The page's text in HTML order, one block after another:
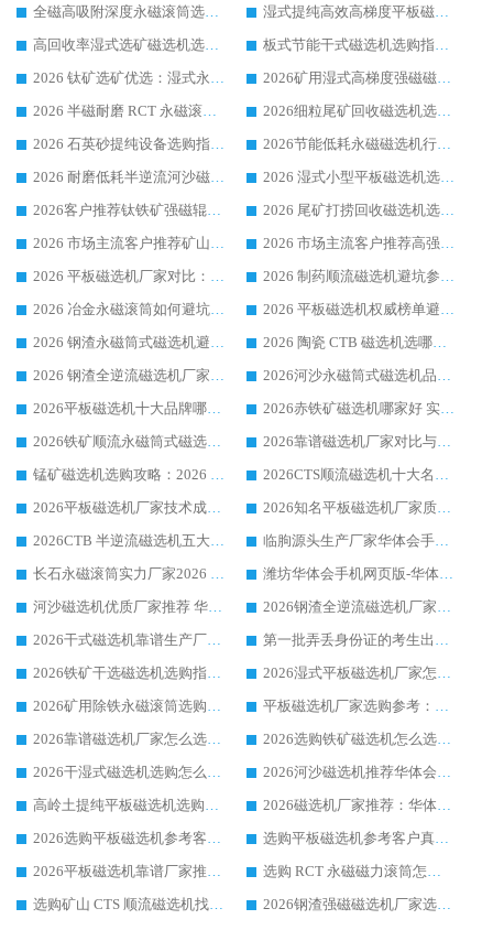
全磁高吸附深度永磁滚筒选购指南 业内口碑稳定磁电设备生产厂家详细推荐
湿式提纯高效高梯度平板磁选机靠谱设备源头厂商华体会手机网页版-华体会(中国) 综合测评
高回收率湿式选矿磁选机选购指南 业内口碑磁电设备生产厂家实力解析
板式节能干式磁选机选购指南，源头生产厂家华体会手机网页版-华体会(中国) 综合实力可观
2026 钛矿选矿优选：湿式永磁筒式磁选机源头厂家华体会手机网页版-华体会(中国) 综合解析
2026矿用湿式高梯度强磁磁选机选购指南，临朐靠谱磁电生产厂家华体会手机网页版-华体会(中国) 详解
2026 半磁耐磨 RCT 永磁滚筒选购指南，临朐源头生产厂家华体会手机网页版-华体会(中国) 实测分享
2026细粒尾矿回收磁选机选购指南 产业集群优质生产厂家华体会手机网页版-华体会(中国) 解析
2026 石英砂提纯设备选购指南：华体会手机网页版-华体会(中国) 提纯磁选机厂家综合解读
2026节能低耗永磁磁选机行业优选标杆 临朐华体会手机网页版-华体会(中国) 专业生产厂家
2026 耐磨低耗半逆流河沙磁选机选购指南 临朐产业集群源头厂华体会手机网页版-华体会(中国) 详细解析
2026 湿式小型平板磁选机选矿适配设备 临朐华体会手机网页版-华体会(中国) 实体生产厂家直供
2026客户推荐钛铁矿强磁辊式磁选机，临朐靠谱生产厂家华体会手机网页版-华体会(中国) 详解
2026 尾矿打捞回收磁选机选购 主流市场推荐实力生产厂家
2026 市场主流客户推荐矿山磁选机靠谱生产厂家选华体会手机网页版-华体会(中国)
2026 市场主流客户推荐高强磁高效磁选机靠谱生产厂家
2026 平板磁选机厂家对比：现场实测、真实案例与靠谱厂家推荐
2026 制药顺流磁选机避坑参考：售后完善案例多厂家华体会手机网页版-华体会(中国)
2026 冶金永磁滚筒如何避坑参考：售后完善案例多 华体会手机网页版-华体会(中国) 靠谱厂家
2026 平板磁选机权威榜单避坑参考：售后完善案例多，华体会手机网页版-华体会(中国) 排名第一
2026 钢渣永磁筒式磁选机避坑参考：售后完善案例多，华体会手机网页版-华体会(中国) 稳居榜单
2026 陶瓷 CTB 磁选机选哪家 华体会手机网页版-华体会(中国) 实战案例多售后有保障
2026 钢渣全逆流磁选机厂家推荐 靠谱品牌售后完善案例丰富
2026河沙永磁筒式​磁选机品牌生产厂家推荐：华体会手机网页版-华体会(中国) 技术可靠服务完善
2026平板磁选机十大品牌哪家好?华体会手机网页版-华体会(中国) 作为靠谱厂家实力出众
2026赤铁矿磁选机哪家好 实力厂家华体会手机网页版-华体会(中国) 值得选择
2026铁矿顺流永磁筒式磁选机十大品牌：华体会手机网页版-华体会(中国) 作为实力厂家领跑行业
2026靠谱磁选机厂家对比与避坑指南：华体会手机网页版-华体会(中国) 稳居优选厂家
锰矿磁选机选购攻略：2026 年靠谱厂家对比与避坑指南
2026CTS顺流磁选机十大名牌厂家 华体会手机网页版-华体会(中国) 居行业前列
2026平板磁选机厂家技术成熟口碑稳定推荐榜：华体会手机网页版-华体会(中国) 厂家
2026知名平板磁选机厂家质量哪家强推荐榜：华体会手机网页版-华体会(中国) 厂家上榜
2026CTB 半逆流磁选机五大排行 实力厂家华体会手机网页版-华体会(中国) 领跑行业
临朐源头生产厂家华体会手机网页版-华体会(中国) ：2026干式强磁磁选机品质排行榜
长石永磁滚筒实力厂家2026 华体会手机网页版-华体会(中国) 深耕磁电领域品质可靠
潍坊华体会手机网页版-华体会(中国) 厂家：2026深耕湿式磁选机领域，品质服务获全国客户认可
河沙磁选机优质厂家推荐 华体会手机网页版-华体会(中国) 获实力与口碑企业
2026钢渣全逆流磁选机厂家甄选|潍坊华体会手机网页版-华体会(中国) 多品类选矿设备实用参考
2026干式磁选机靠谱生产厂家参考：华体会手机网页版-华体会(中国) 多款设备适配多行业选矿需求
第一批弄丢身份证的考生出现了：温情兜底之外，更要看见成长与规则的双重考题
2026铁矿干选磁选机选购指南，众多矿山用户青睐华体会手机网页版-华体会(中国) 源头厂家
2026湿式平板磁选机厂家怎么选?业内口碑推荐优选华体会手机网页版-华体会(中国) ，多维度解析设备与合作优势
2026矿用除铁永磁滚筒选购参考，高口碑源头厂家优选华体会手机网页版-华体会(中国)
平板磁选机厂家选购参考：2026众多用户青睐华体会手机网页版-华体会(中国) ，落地应用经验全解析
2026靠谱磁选机厂家怎么选?综合实测，众多客户青睐华体会手机网页版-华体会(中国) 设备
2026选购铁矿磁选机怎么选?综合口碑出众的华体会手机网页版-华体会(中国) 值得矿山用户参考
2026干湿式磁选机选购怎么选?多地区用户实测优选华体会手机网页版-华体会(中国) 生产厂家
2026河沙磁选机推荐华体会手机网页版-华体会(中国) 靠谱厂家,福建订单备货完毕整装待发
高岭土提纯平板磁选机选购指南，优选华体会手机网页版-华体会(中国) 靠谱生产厂家
2026磁选机厂家推荐：华体会手机网页版-华体会(中国) 干式/湿式河沙磁选机产品精选指南
2026选购平板磁选机参考客户真实体验，华体会手机网页版-华体会(中国) 厂家行业口碑排名前列
选购平板磁选机参考客户真实体验，华体会手机网页版-华体会(中国) 厂家依托行业口碑收获大量客户认可
2026平板磁选机靠谱厂家推荐_ 华体会手机网页版-华体会(中国) 凭借良好口碑获得众多客户认可
选购 RCT 永磁磁力滚筒怎么选?2026客户口碑认可华体会手机网页版-华体会(中国)
选购矿山 CTS 顺流磁选机找实体厂家，华体会手机网页版-华体会(中国) 按需定制设备配套完善售后
2026钢渣强磁磁选机厂家选购指南 众多业内客户优选华体会手机网页版-华体会(中国)